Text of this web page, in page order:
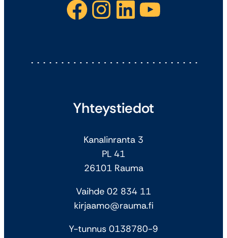
Facebook Instagram LinkedIn YouTube
Yhteystiedot
Kanalinranta 3
PL 41
26101 Rauma
Vaihde 02 834 11
kirjaamo@rauma.fi
Y-tunnus 0138780-9